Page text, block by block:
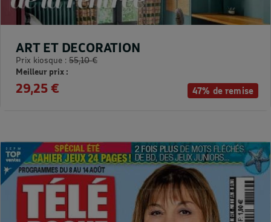
47% de remise
ART ET DECORATION
Prix kiosque : 55,10 €
Meilleur prix :
29,25 €